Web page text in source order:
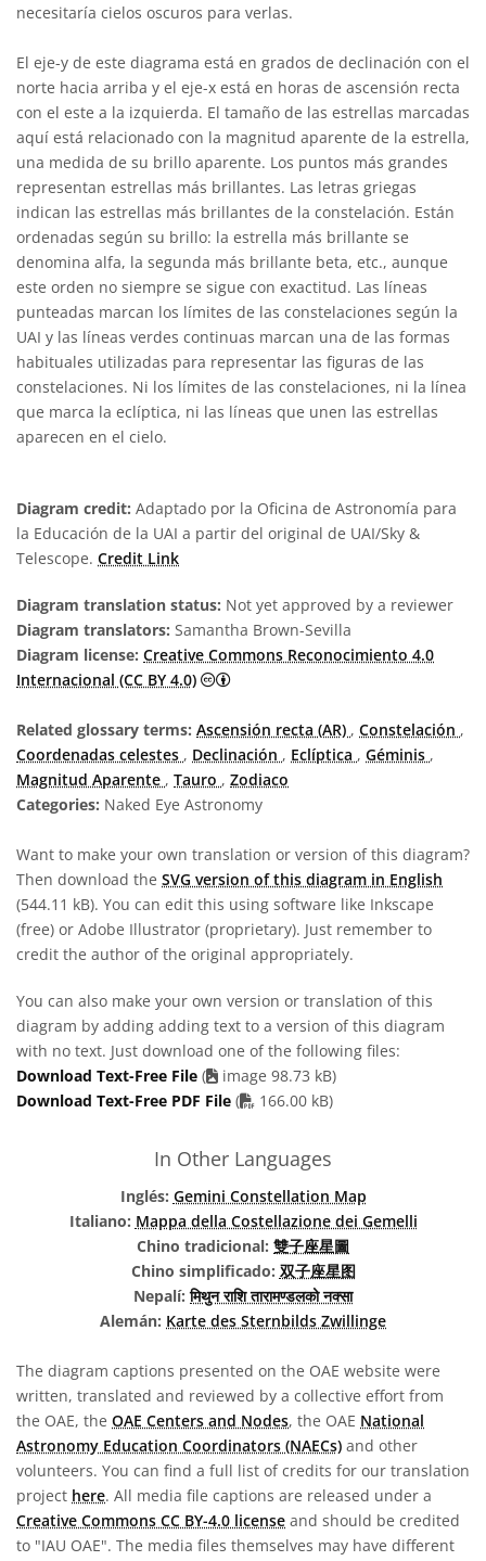
necesitaría cielos oscuros para verlas.
El eje-y de este diagrama está en grados de declinación con el
norte hacia arriba y el eje-x está en horas de ascensión recta
con el este a la izquierda. El tamaño de las estrellas marcadas
aquí está relacionado con la magnitud aparente de la estrella,
una medida de su brillo aparente. Los puntos más grandes
representan estrellas más brillantes. Las letras griegas
indican las estrellas más brillantes de la constelación. Están
ordenadas según su brillo: la estrella más brillante se
denomina alfa, la segunda más brillante beta, etc., aunque
este orden no siempre se sigue con exactitud. Las líneas
punteadas marcan los límites de las constelaciones según la
UAI y las líneas verdes continuas marcan una de las formas
habituales utilizadas para representar las figuras de las
constelaciones. Ni los límites de las constelaciones, ni la línea
que marca la eclíptica, ni las líneas que unen las estrellas
aparecen en el cielo.
Diagram credit: Adaptado por la Oficina de Astronomía para
la Educación de la UAI a partir del original de UAI/Sky &
Telescope. Credit Link
Diagram translation status: Not yet approved by a reviewer
Diagram translators: Samantha Brown-Sevilla
Diagram license: Creative Commons Reconocimiento 4.0
Internacional (CC BY 4.0)
Creative Commons
Related glossary terms: Ascensión recta (AR) , Constelación ,
Coordenadas celestes , Declinación , Eclíptica , Géminis ,
Magnitud Aparente , Tauro , Zodiaco
Categories: Naked Eye Astronomy
Want to make your own translation or version of this diagram?
Then download the SVG version of this diagram in English
(544.11 kB). You can edit this using software like Inkscape
(free) or Adobe Illustrator (proprietary). Just remember to
credit the author of the original appropriately.
You can also make your own version or translation of this
diagram by adding adding text to a version of this diagram
with no text. Just download one of the following files:
Download Text-Free File (
image 98.73 kB)
Download Text-Free PDF File ( PDF file
166.00 kB)
In Other Languages
Inglés: Gemini Constellation Map
Italiano: Mappa della Costellazione dei Gemelli
Chino tradicional: 雙子座星圖
Chino simplificado: 双子座星图
Nepalí:मिथुन राशि तारामण्डलको नक्सा
Alemán: Karte des Sternbilds Zwillinge
The diagram captions presented on the OAE website were
written, translated and reviewed by a collective effort from
the OAE, the OAE Centers and Nodes, the OAE National
Astronomy Education Coordinators (NAECs) and other
volunteers. You can find a full list of credits for our translation
project here. All media file captions are released under a
Creative Commons CC BY-4.0 license and should be credited
to "IAU OAE". The media files themselves may have different